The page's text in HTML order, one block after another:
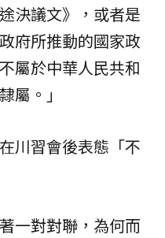
決議文》，或者是
府所推動的國家政
屬於中華人民共和
屬。」
川習會後表態「不
一對對聯，為何而